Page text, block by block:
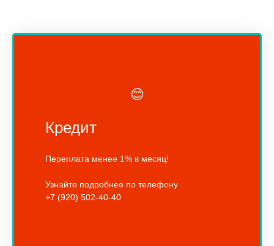
😊
Кредит
Переплата менее 1% в месяц!
Узнайте подробнее по телефону
+7 (920) 502-40-40